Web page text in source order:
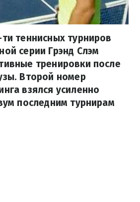
теннисных турниров
серии Грэнд Слэм
тренировки после
Второй номер
взялся усиленно
последним турнирам